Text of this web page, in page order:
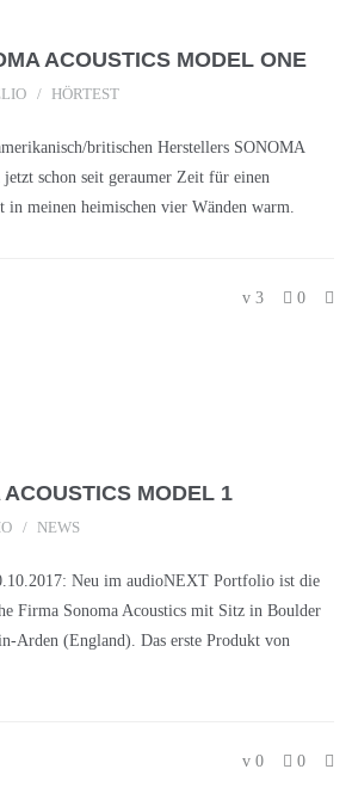
ACOUSTICS MODEL ONE
HÖRTEST
britischen Herstellers SONOMA
schon seit geraumer Zeit für einen
in meinen heimischen vier Wänden warm.
3 0
MODEL 1
NEWS
Neu im audioNEXT Portfolio ist die
Firma Sonoma Acoustics mit Sitz in Boulder
Arden (England). Das erste Produkt von
0 0